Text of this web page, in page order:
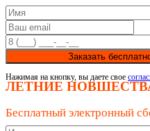
Заказать
Нажимая на кнопку, вы даете свое
ЛЕТНИЕ
Бесплатный электронный